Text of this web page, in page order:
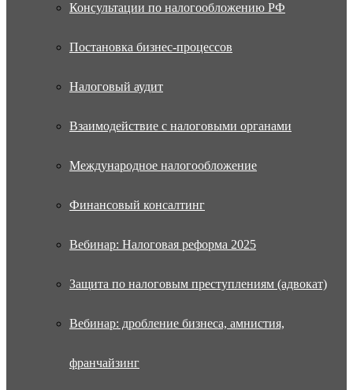
Консультации по налогообложению РФ
Постановка бизнес-процессов
Налоговый аудит
Взаимодействие с налоговыми органами
Международное налогообложение
Финансовый консалтинг
Вебинар: Налоговая реформа 2025
Защита по налоговым преступлениям (адвокат)
Вебинар: дробление бизнеса, амнистия,
франчайзинг